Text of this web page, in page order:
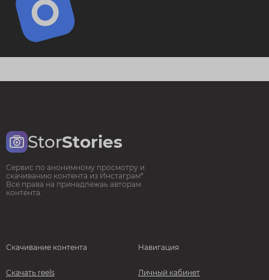
StorStories
Сервис по анонимному просмотру и
скачиванию контента из Инстаграм*.
Все права на принадлежаь авторам
контента.
Скачивание контента
Скачать reels
Навигация
Личный кабинет